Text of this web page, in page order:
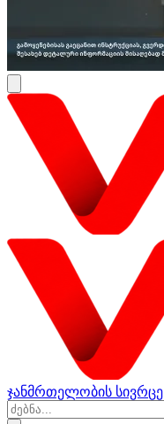
ჯანმრთელობის სივრცე